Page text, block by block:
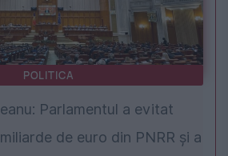
POLITICA
Parlamentul a evitat
de euro din PNRR și a